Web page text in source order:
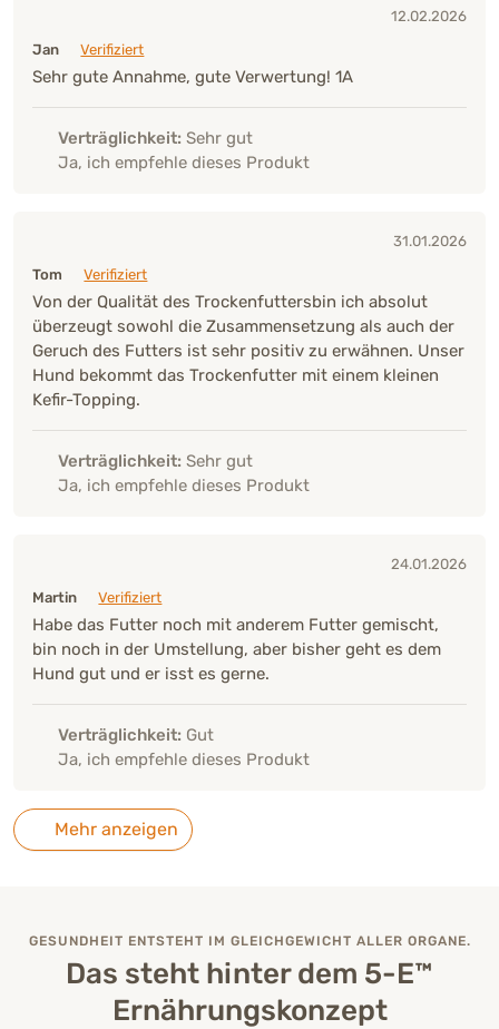
12.02.2026
Jan
Verifiziert
Sehr gute Annahme, gute Verwertung! 1A
Verträglichkeit: Sehr gut
Ja, ich empfehle dieses Produkt
31.01.2026
Tom
Verifiziert
Von der Qualität des Trockenfuttersbin ich absolut
überzeugt sowohl die Zusammensetzung als auch der
Geruch des Futters ist sehr positiv zu erwähnen. Unser
Hund bekommt das Trockenfutter mit einem kleinen
Kefir-Topping.
Verträglichkeit: Sehr gut
Ja, ich empfehle dieses Produkt
24.01.2026
Martin
Verifiziert
Habe das Futter noch mit anderem Futter gemischt,
bin noch in der Umstellung, aber bisher geht es dem
Hund gut und er isst es gerne.
Verträglichkeit: Gut
Ja, ich empfehle dieses Produkt
Mehr anzeigen
GESUNDHEIT ENTSTEHT IM GLEICHGEWICHT ALLER ORGANE.
Das steht hinter dem 5-E™
Ernährungskonzept